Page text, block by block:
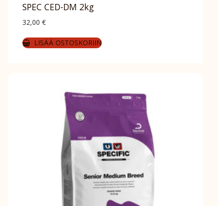
SPEC CED-DM 2kg
32,00 €
LISÄÄ OSTOSKORIIN